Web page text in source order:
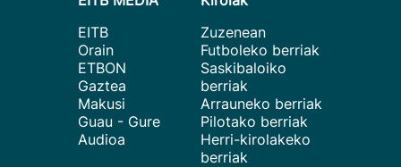
EITB
Orain
ETBON
Gaztea
Makusi
Guau - Gure
Audioa
Zuzenean
Futboleko berriak
Saskibaloiko
berriak
Arrauneko berriak
Pilotako berriak
Herri-kirolakeko
berriak